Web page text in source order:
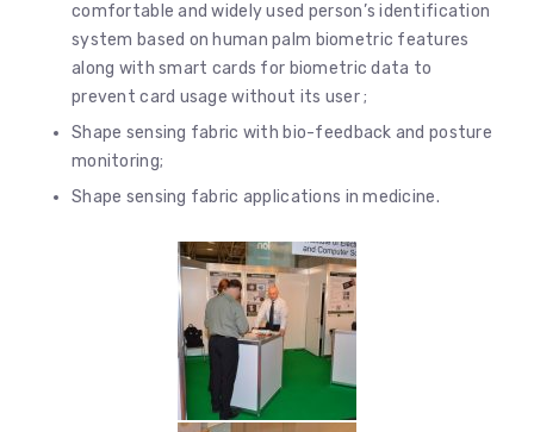
comfortable and widely used person’s identification
system based on human palm biometric features
along with smart cards for biometric data to
prevent card usage without its user ;
Shape sensing fabric with bio-feedback and posture
monitoring;
Shape sensing fabric applications in medicine.